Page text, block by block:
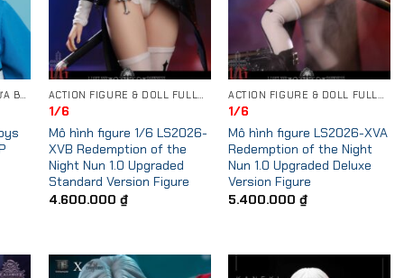
BỘ PHỤ KIỆN (KHÔNG CHỨA BODY)
₫
ACTION FIGURE & DOLL FULLSET
1/6
Mô hình figure 1/6 LS2026-
XVB Redemption of the
Night Nun 1.0 Upgraded
Standard Version Figure
4.600.000 ₫
ACTION FIGURE & DOLL FULLSET
1/6
Mô hình figure LS2026-XVA
Redemption of the Night
Nun 1.0 Upgraded Deluxe
Version Figure
5.400.000₫